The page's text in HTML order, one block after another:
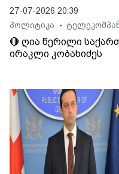
27-07-2026 20:39
პოლიტიკა
•
🔴 ღია წერილი
ირაკლი კობახიძეს